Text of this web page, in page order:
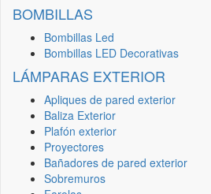
BOMBILLAS
Bombillas Led
Bombillas LED Decorativas
LÁMPARAS EXTERIOR
Apliques de pared exterior
Baliza Exterior
Plafón exterior
Proyectores
Bañadores de pared exterior
Sobremuros